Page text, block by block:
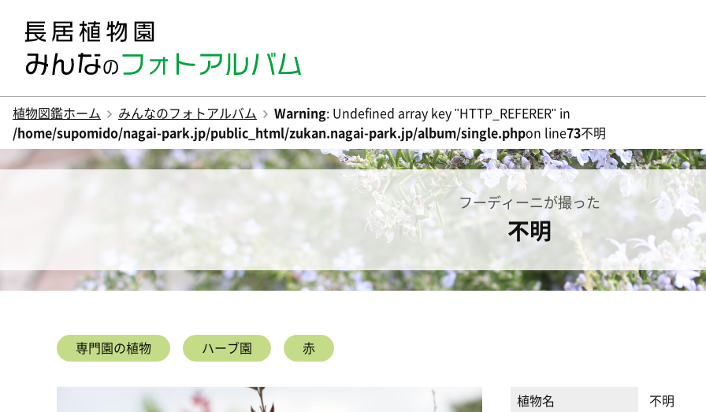
植物図鑑ホーム みんなのフォトアルバム Warning: Undefined array key "HTTP_REFERER" in
/home/supomido/nagai-park.jp/public_html/zukan.nagai-park.jp/album/single.phpon line73不明
フーディーニが撮った
不明
専門園の植物 ハーブ園 赤
植物名
不明